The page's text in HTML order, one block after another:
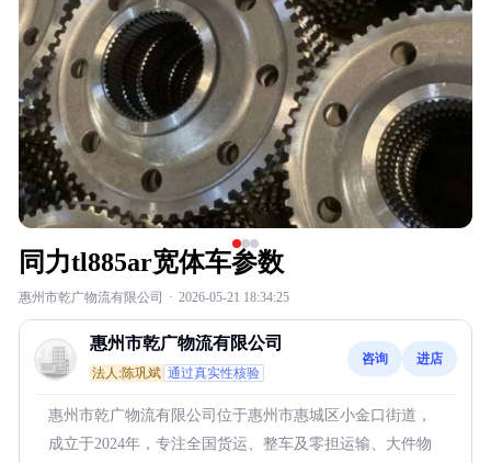
同力tl885ar宽体车参数
惠州市乾广物流有限公司 · 2026-05-21 18:34:25
惠州市乾广物流有限公司
法人:陈巩斌 通过真实性核验
咨询 进店
惠州市乾广物流有限公司位于惠州市惠城区小金口街道，
成立于2024年，专注全国货运、整车及零担运输、大件物